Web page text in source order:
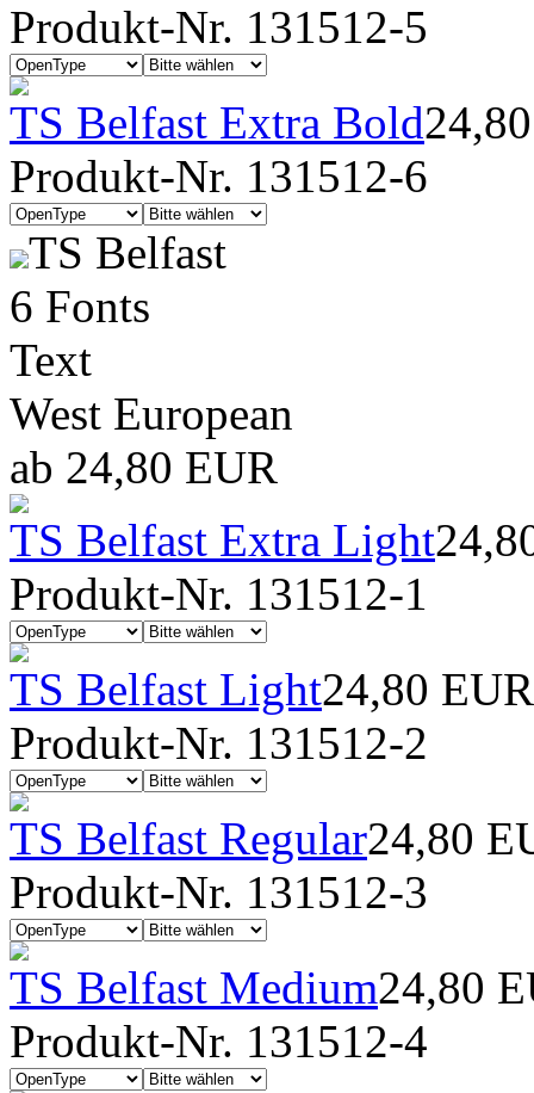
Produkt-Nr. 131512-5
TS Belfast Extra Bold
Produkt-Nr. 131512-6
TS Belfast
6 Fonts
Text
West European
ab 24,80 EUR
TS Belfast Extra Light
Produkt-Nr. 131512-1
TS Belfast Light24,80 EUR
Produkt-Nr. 131512-2
TS Belfast Regular24,80
Produkt-Nr. 131512-3
TS Belfast Medium24,80
Produkt-Nr. 131512-4